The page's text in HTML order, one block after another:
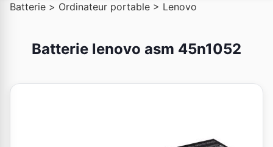
Batterie > Ordinateur portable > Lenovo
Batterie lenovo asm 45n1052